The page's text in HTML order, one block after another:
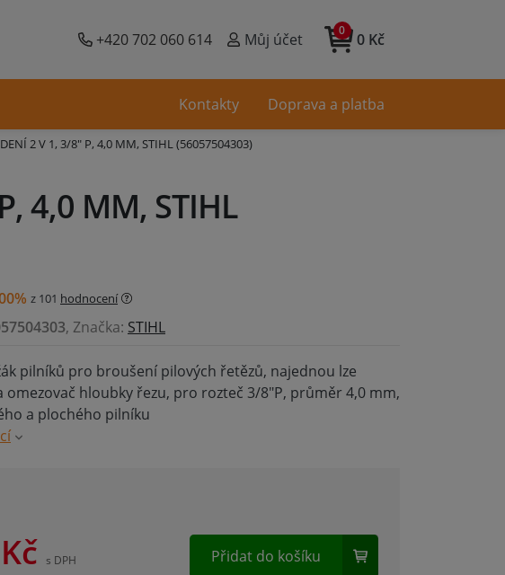
+420 702 060 614 Můj účet 0 Kč
0
2 V 1, 3/8" P, 4,0 MM, STIHL (56057504303)
4,0 MM, STIHL
z 101 hodnocení
, Značka: STIHL
pilníků pro broušení pilových řetězů, najednou lze
omezovač hloubky řezu, pro rozteč 3/8"P, průměr 4,0 mm,
a plochého pilníku
Kč s DPH Přidat do košíku
Kontakty Doprava a platba